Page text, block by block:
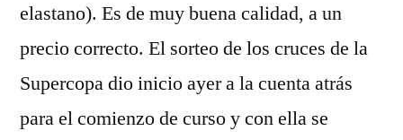
elastano). Es de muy buena calidad, a un
precio correcto. El sorteo de los cruces de la
Supercopa dio inicio ayer a la cuenta atrás
para el comienzo de curso y con ella se